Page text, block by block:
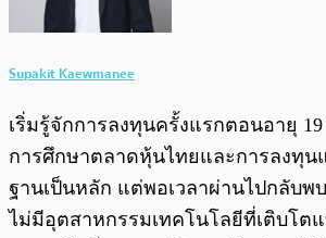
Supakit Kaewmanee
เริ่มรู้จักการลงทุนครั้งแรกตอนอายุ
การศึกษาตลาดหุ้นไทยและการลงทุน
ฐานเป็นหลัก แต่พอเวลาผ่านไปกลับพ
ไม่มีอุตสาหกรรมเทคโนโลยีที่เติบโต